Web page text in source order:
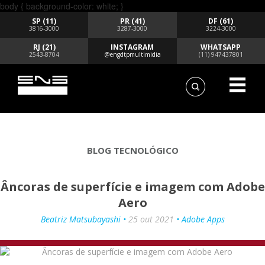
body { background-color: white; }
SP (11)
3816-3000
PR (41)
3287-3000
DF (61)
3224-3000
RJ (21)
2543-8704
INSTAGRAM
@engdtpmultimidia
WHATSAPP
(11) 947437801
BLOG TECNOLÓGICO
Âncoras de superfície e imagem com Adobe
Aero
Beatriz Matsubayashi • 25 out 2021 • Adobe Apps